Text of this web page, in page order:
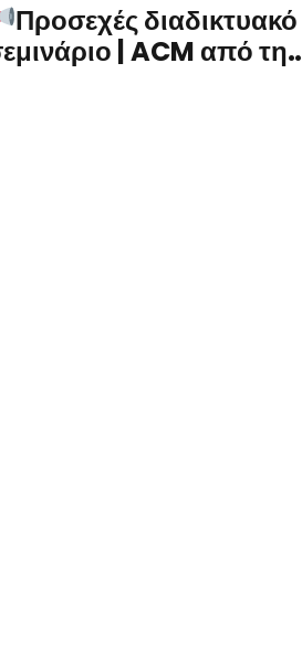
Προσεχές διαδικτυακό
| ACM από τη